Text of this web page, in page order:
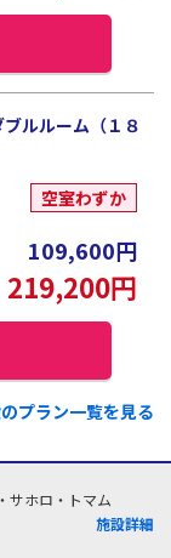
ルルーム（１８
空室わずか
109,600円
219,200円
プラン一覧を見る
サホロ・トマム
施設詳細